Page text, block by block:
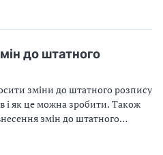
до штатного
зміни до штатного розпису
і як це можна зробити. Також
змін до штатного